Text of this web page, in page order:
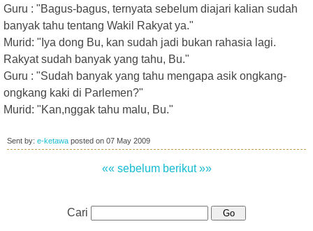
Guru : "Bagus-bagus, ternyata sebelum diajari kalian sudah
banyak tahu tentang Wakil Rakyat ya."
Murid: "Iya dong Bu, kan sudah jadi bukan rahasia lagi.
Rakyat sudah banyak yang tahu, Bu."
Guru : "Sudah banyak yang tahu mengapa asik ongkang-
ongkang kaki di Parlemen?"
Murid: "Kan,nggak tahu malu, Bu."
Sent by: e-ketawa posted on 07 May 2009
«« sebelum berikut »»
Cari